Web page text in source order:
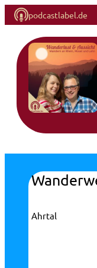
podcastlabel.de
Inhalt
springen
Ahrtal